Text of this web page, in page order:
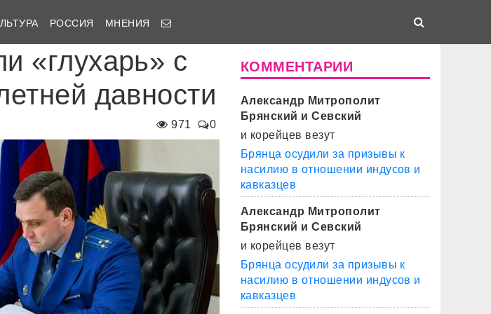
РОССИЯ МНЕНИЯ
«глухарь» с
давности
971 0
КОММЕНТАРИИ
Александр Митрополит
Брянский и Севский
и корейцев везут
Брянца осудили за призывы к
насилию в отношении индусов и
кавказцев
Александр Митрополит
Брянский и Севский
и корейцев везут
Брянца осудили за призывы к
насилию в отношении индусов и
кавказцев